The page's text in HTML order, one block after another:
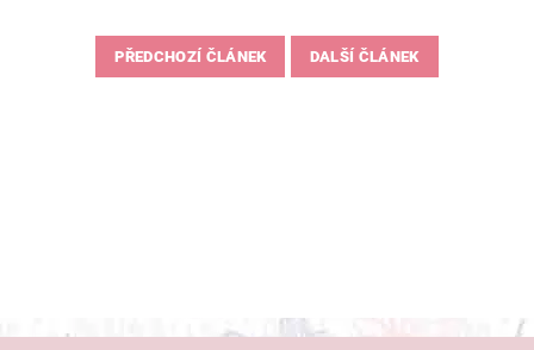
PŘEDCHOZÍ ČLÁNEK DALŠÍ ČLÁNEK